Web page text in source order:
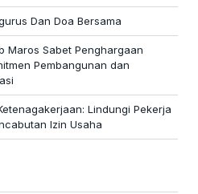
Dan Doa Bersama
Maros Sabet Penghargaan
Pembangunan dan
Lindungi Pekerja
Izin Usaha